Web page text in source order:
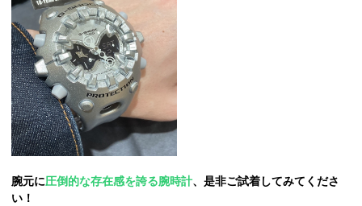
腕元に圧倒的な存在感を誇る腕時計、是非ご試着してみてくださ
い！